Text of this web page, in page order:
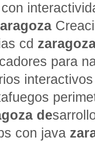
cd
para
de
con java